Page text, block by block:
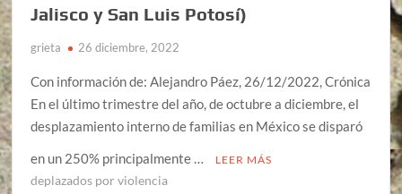
Jalisco y San Luis Potosí)
grieta 26 diciembre, 2022
Con información de: Alejandro Páez, 26/12/2022, Crónica
En el último trimestre del año, de octubre a diciembre, el
desplazamiento interno de familias en México se disparó
en un 250% principalmente …
LEER MÁS
deplazados por violencia